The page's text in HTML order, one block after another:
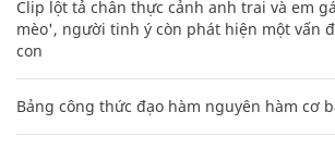
Clip lột tả chân thực cảnh anh trai và em
mèo', người tinh ý còn phát hiện một vấn
con
Bảng công thức đạo hàm nguyên hàm cơ